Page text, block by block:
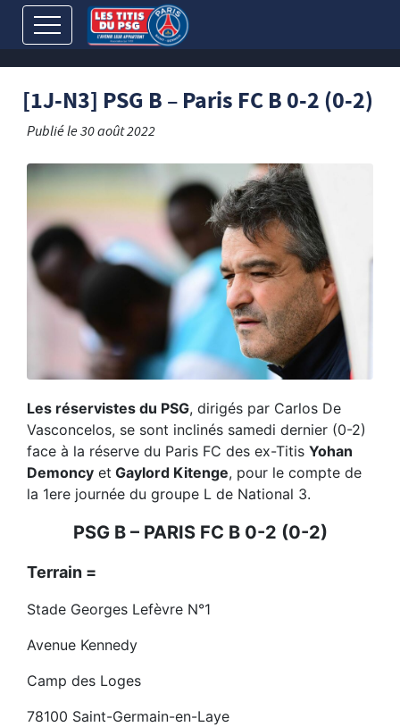
[1J-N3] PSG B – Paris FC B 0-2 (0-2)
Publié le30 août 2022
Les réservistes du PSG, dirigés par Carlos De
Vasconcelos, se sont inclinés samedi dernier (0-2)
face à la réserve du Paris FC des ex-Titis Yohan
Demoncy et Gaylord Kitenge, pour le compte de
la 1ere journée du groupe L de National 3.
PSG B – PARIS FC B 0-2 (0-2)
Terrain =
Stade Georges Lefèvre N°1
Avenue Kennedy
Camp des Loges
78100 Saint-Germain-en-Laye